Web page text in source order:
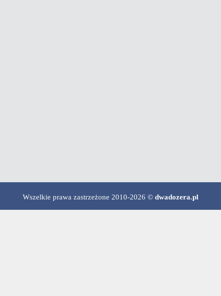
Wszelkie prawa zastrzeżone 2010-2026 © dwadozera.pl